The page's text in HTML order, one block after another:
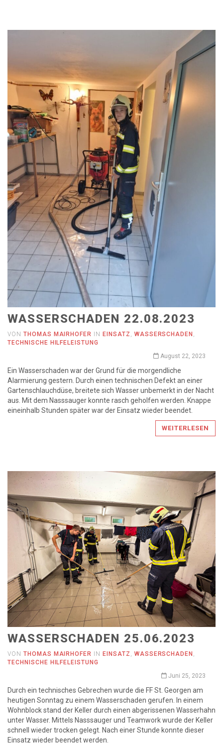
WASSERSCHADEN 22.08.2023
VON THOMAS MAIRHOFER INEINSATZ , WASSERSCHADEN ,
TECHNISCHE HILFELEISTUNG
August 22, 2023
Ein Wasserschaden war der Grund für die morgendliche
Alarmierung gestern. Durch einen technischen Defekt an einer
Gartenschlauchdüse, breitete sich Wasser unbemerkt in der Nacht
aus. Mit dem Nasssauger konnte rasch geholfen werden. Knappe
eineinhalb Stunden später war der Einsatz wieder beendet.
WEITERLESEN
WASSERSCHADEN 25.06.2023
VON THOMAS MAIRHOFER IN EINSATZ , WASSERSCHADEN ,
TECHNISCHE HILFELEISTUNG
Juni 25, 2023
Durch ein technisches Gebrechen wurde die FF St. Georgen am
heutigen Sonntag zu einem Wasserschaden gerufen. In einem
Wohnblock stand der Keller durch einen abgerissenen Wasserhahn
unter Wasser. Mittels Nasssauger und Teamwork wurde der Keller
schnell wieder trocken gelegt. Nach einer Stunde konnte dieser
Einsatz wieder beendet werden.